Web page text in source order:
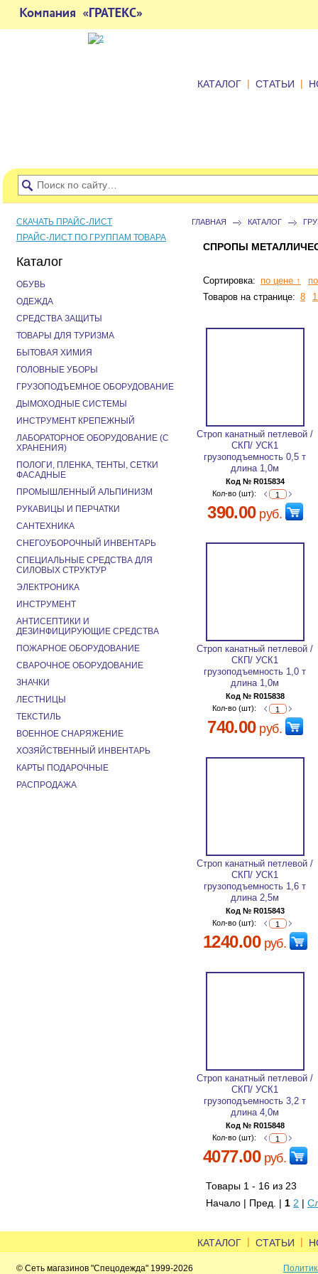
КАТАЛОГ | СТАТЬИ |
ГЛАВНАЯ КАТАЛОГ
СПРОПЫ
Сортировка: по цене ↑
Товаров на странице: 8
Строп канатный петлевой /
СКП/ УСК1
грузоподъемность 0,5 т
длина 1,0м
Код № R015834
Кол-во (шт):
390.00руб.
Строп канатный петлевой /
СКП/ УСК1
грузоподъемность 1,0 т
длина 1,0м
Код № R015838
Кол-во (шт):
740.00руб.
Строп канатный петлевой /
СКП/ УСК1
грузоподъемность 1,6 т
длина 2,5м
Код № R015843
Кол-во (шт):
1240.00руб.
Строп канатный петлевой /
СКП/ УСК1
грузоподъемность 3,2 т
длина 4,0м
Код № R015848
Кол-во (шт):
4077.00руб.
Товары 1 - 16 из 23
Начало | Пред. | 1 2 |
СКАЧАТЬ ПРАЙС-ЛИСТ
ПРАЙС-ЛИСТ ПО ГРУППАМ ТОВАРА
Каталог
ОБУВЬ
ОДЕЖДА
СРЕДСТВА ЗАЩИТЫ
ТОВАРЫ ДЛЯ ТУРИЗМА
БЫТОВАЯ ХИМИЯ
ГОЛОВНЫЕ УБОРЫ
ГРУЗОПОДЪЕМНОЕ ОБОРУДОВАНИЕ
ДЫМОХОДНЫЕ СИСТЕМЫ
ИНСТРУМЕНТ КРЕПЕЖНЫЙ
ЛАБОРАТОРНОЕ ОБОРУДОВАНИЕ (С
ХРАНЕНИЯ)
ПОЛОГИ, ПЛЕНКА, ТЕНТЫ, СЕТКИ
ФАСАДНЫЕ
ПРОМЫШЛЕННЫЙ АЛЬПИНИЗМ
РУКАВИЦЫ И ПЕРЧАТКИ
САНТЕХНИКА
СНЕГОУБОРОЧНЫЙ ИНВЕНТАРЬ
СПЕЦИАЛЬНЫЕ СРЕДСТВА ДЛЯ
СИЛОВЫХ СТРУКТУР
ЭЛЕКТРОНИКА
ИНСТРУМЕНТ
АНТИСЕПТИКИ И
ДЕЗИНФИЦИРУЮЩИЕ СРЕДСТВА
ПОЖАРНОЕ ОБОРУДОВАНИЕ
СВАРОЧНОЕ ОБОРУДОВАНИЕ
ЗНАЧКИ
ЛЕСТНИЦЫ
ТЕКСТИЛЬ
ВОЕННОЕ СНАРЯЖЕНИЕ
ХОЗЯЙСТВЕННЫЙ ИНВЕНТАРЬ
КАРТЫ ПОДАРОЧНЫЕ
РАСПРОДАЖА
КАТАЛОГ | СТАТЬИ |
© Сеть магазинов "Спецодежда" 1999-2026